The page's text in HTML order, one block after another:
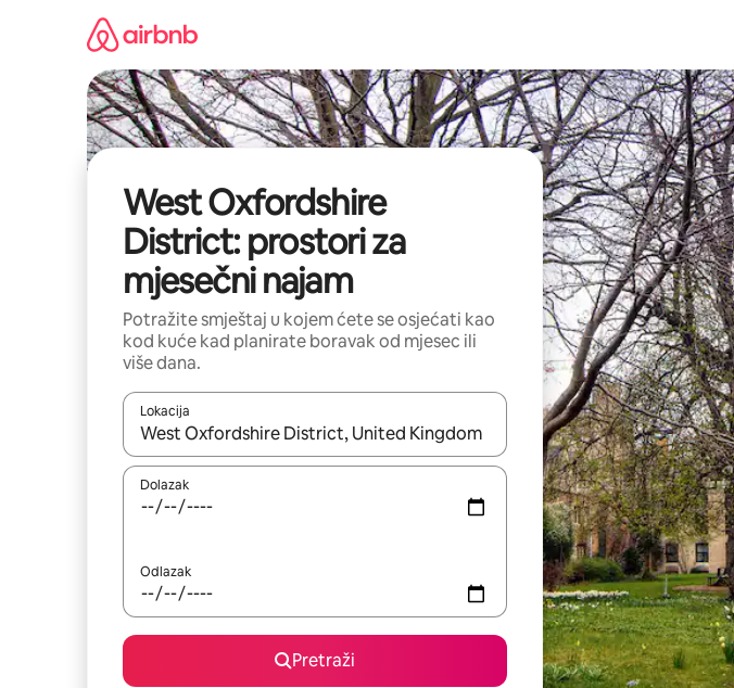
West Oxfordshire
District: prostori za
mjesečni najam
Potražite smještaj u kojem ćete se osjećati kao
kod kuće kad planirate boravak od mjesec ili
više dana.
Lokacija
Kada budu dostupni rezultati, moći ćete ih pregledati koristeći se strelicama prema
Dolazak
Odlazak
Pretraži